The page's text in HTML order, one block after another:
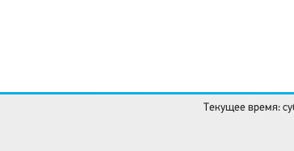
Текущее время: